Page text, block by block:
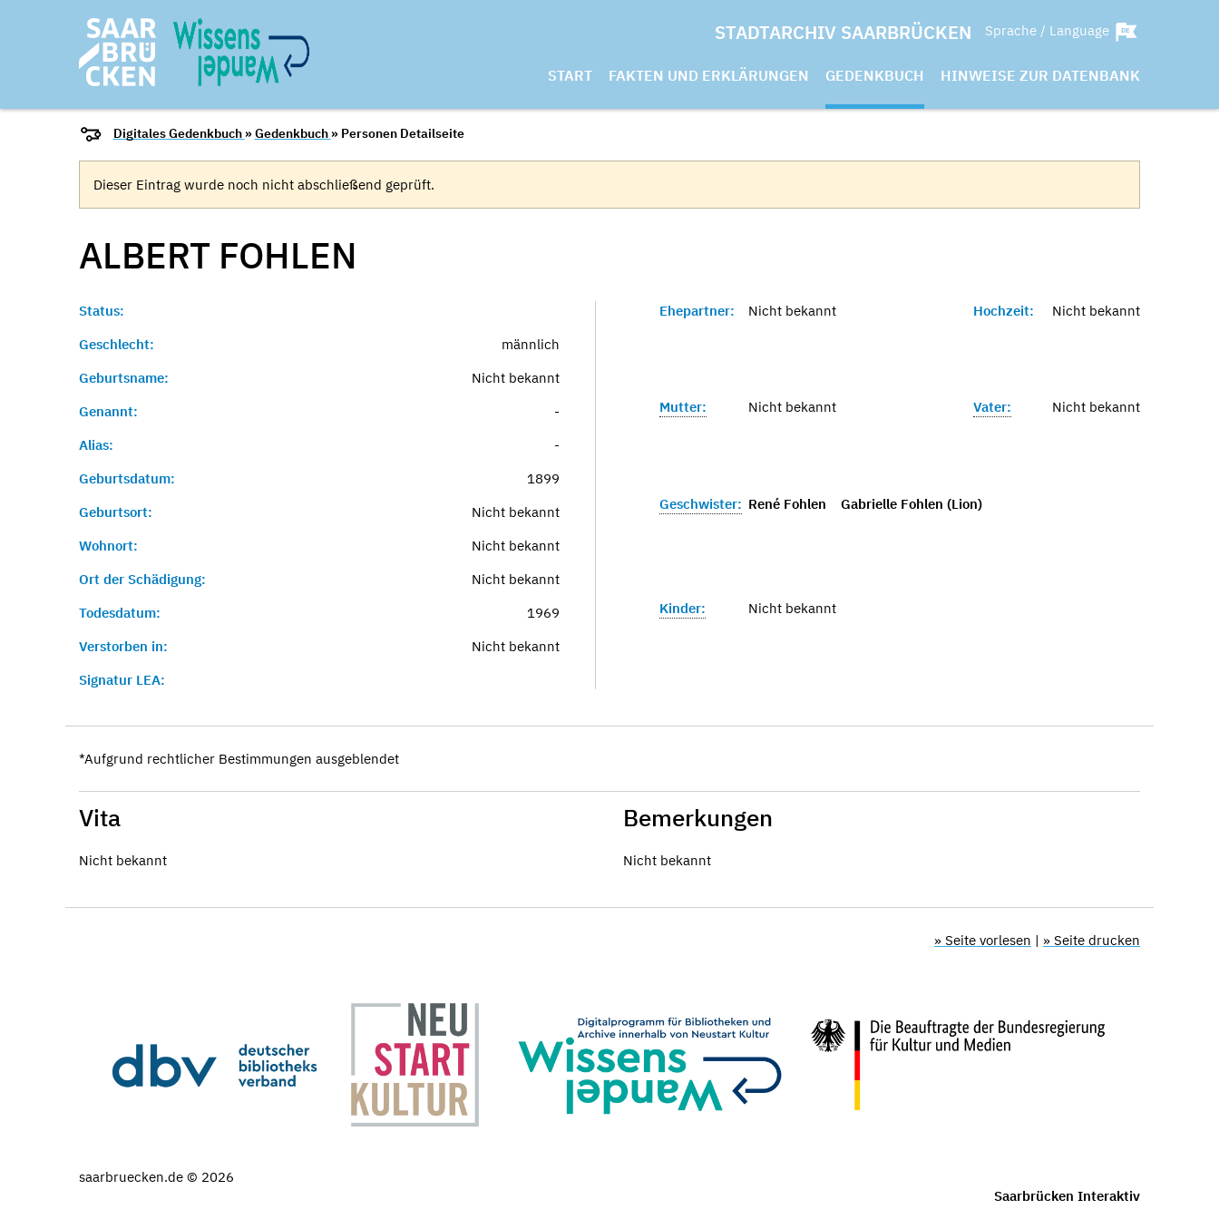
STADTARCHIV SAARBRÜCKEN Sprache / Language
START FAKTEN UND ERKLÄRUNGEN GEDENKBUCH HINWEISE ZUR DATENBANK
Digitales Gedenkbuch »Gedenkbuch » Personen Detailseite
Dieser Eintrag wurde noch nicht abschließend geprüft.
ALBERT FOHLEN
Status:
Geschlecht:
männlich
Geburtsname:
Nicht bekannt
Genannt:
-
Alias:
-
Geburtsdatum:
1899
Geburtsort:
Nicht bekannt
Wohnort:
Nicht bekannt
Ort der Schädigung:
Nicht bekannt
Todesdatum:
1969
Verstorben in:
Nicht bekannt
Signatur LEA:
Ehepartner: Nicht bekannt Hochzeit: Nicht bekannt
Mutter: Nicht bekannt Vater: Nicht bekannt
Geschwister: René Fohlen Gabrielle Fohlen (Lion)
Kinder: Nicht bekannt
*Aufgrund rechtlicher Bestimmungen ausgeblendet
Vita
Nicht bekannt
Bemerkungen
Nicht bekannt
» Seite vorlesen | » Seite drucken
saarbruecken.de © 2026
Saarbrücken Interaktiv